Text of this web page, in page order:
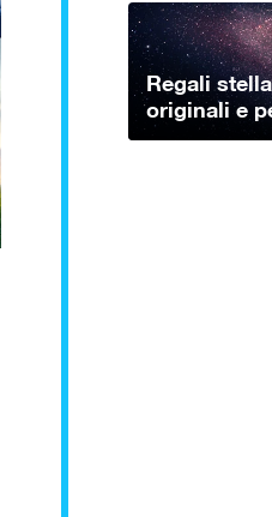
Regali
originali e